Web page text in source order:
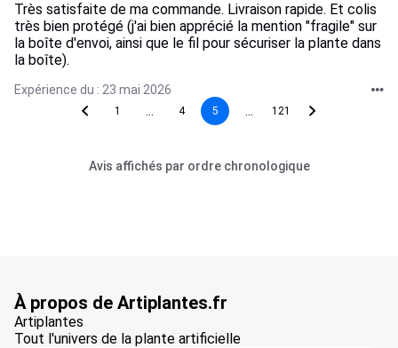
Très satisfaite de ma commande. Livraison rapide. Et colis
très bien protégé (j'ai bien apprécié la mention "fragile" sur
la boîte d'envoi, ainsi que le fil pour sécuriser la plante dans
la boîte).
Expérience du : 23 mai 2026
1 4 5 121
Avis affichés par ordre chronologique
À propos de Artiplantes.fr
Artiplantes
Tout l'univers de la plante artificielle